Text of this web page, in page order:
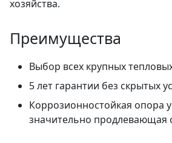
хозяйства.
Преимущества
Выбор всех крупных
5 лет гарантии без скрытых
Коррозионностойкая опора
значительно продлевающая